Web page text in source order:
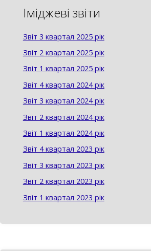
Іміджеві звіти
Звіт 3 квартал 2025 рік
Звіт 2 квартал 2025 рік
Звіт 1 квартал 2025 рік
Звіт 4 квартал 2024 рік
Звіт 3 квартал 2024 рік
Звіт 2 квартал 2024 рік
Звіт 1 квартал 2024 рік
Звіт 4 квартал 2023 рік
Звіт 3 квартал 2023 рік
Звіт 2 квартал 2023 рік
Звіт 1 квартал 2023 рік